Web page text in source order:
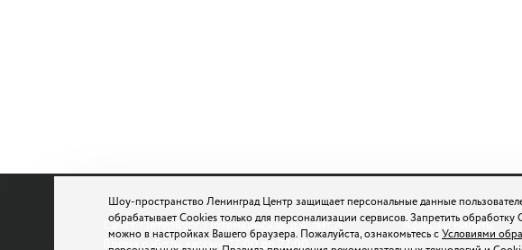
Шоу-пространство Ленинград Центр защищает персональные данные
обрабатывает Cookies только для персонализации сервисов. Запретить обработку
можно в настройках Вашего браузера. Пожалуйста, ознакомьтесь сУсловиями
Санкт-Петербург, Потемкинская, д.4, лит. А
Время работы кассы с 12:00 до 22:00
Афиша и билеты
Шоу